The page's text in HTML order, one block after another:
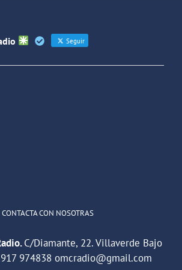
Seguir
CONTACTA CON NOSOTRAS
C/Diamante, 22. Villaverde Bajo
917 974838 omcradio@gmail.com